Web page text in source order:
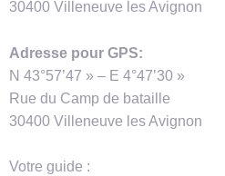
30400 Villeneuve les Avignon
Adresse pour GPS:
N 43°57’47 » – E 4°47’30 »
Rue du Camp de bataille
30400 Villeneuve les Avignon
Votre guide :